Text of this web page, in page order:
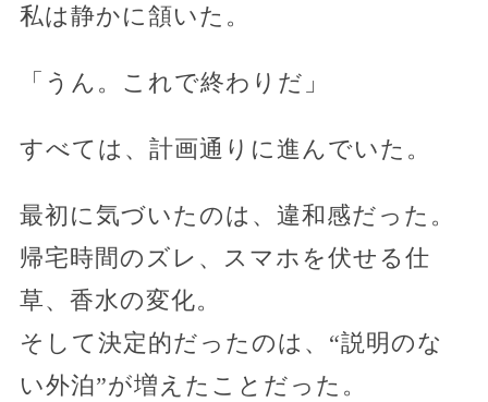
私は静かに頷いた。
「うん。これで終わりだ」
すべては、計画通りに進んでいた。
最初に気づいたのは、違和感だった。
帰宅時間のズレ、スマホを伏せる仕
草、香水の変化。
そして決定的だったのは、“説明のな
い外泊”が増えたことだった。